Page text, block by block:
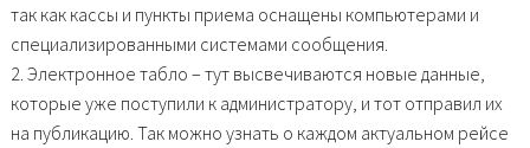
так как кассы и пункты приема оснащены компьютерами и
специализированными системами сообщения.
2. Электронное табло – тут высвечиваются новые данные,
которые уже поступили к администратору, и тот отправил их
на публикацию. Так можно узнать о каждом актуальном рейсе